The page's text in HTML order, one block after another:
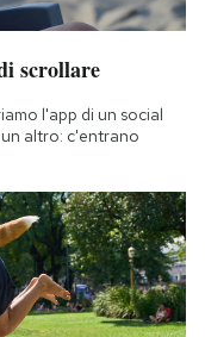
scrollare
l'app di un social
altro: c'entrano